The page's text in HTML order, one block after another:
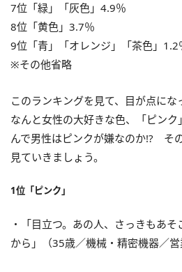
7位「緑」「灰色」4.9％
8位「黄色」3.7％
9位「青」「オレンジ」「茶色」1.2
※その他省略
このランキングを見て、目が点に
なんと女性の大好きな色、「ピン
んで男性はピンクが嫌なのか!? そ
見ていきましょう。
1位「ピンク」
・「目立つ。あの人、さっきもあ
から」（35歳／機械・精密機器／営